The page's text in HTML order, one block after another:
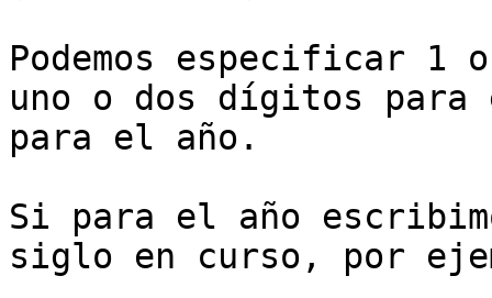
Podemos especificar
uno o dos dígitos
para el año.
Si para el año
siglo en curso, por